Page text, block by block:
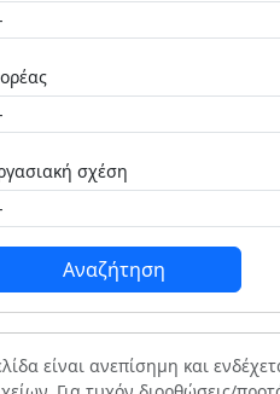
Εργασιακή σχέση
Αναζήτηση
είναι ανεπίσημη και